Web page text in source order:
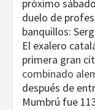
próximo
duelo de
banquillos:
El exalero
primera gran
combinado
después de
Mumbrú fue